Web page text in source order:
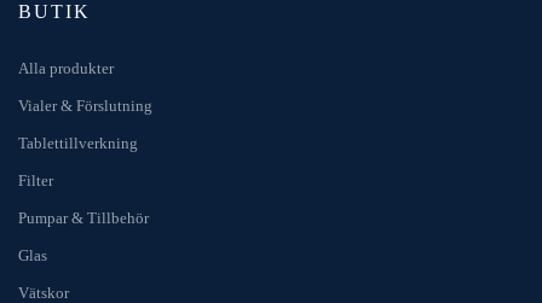
BUTIK
Alla produkter
Vialer & Förslutning
Tablettillverkning
Filter
Pumpar & Tillbehör
Glas
Vätskor